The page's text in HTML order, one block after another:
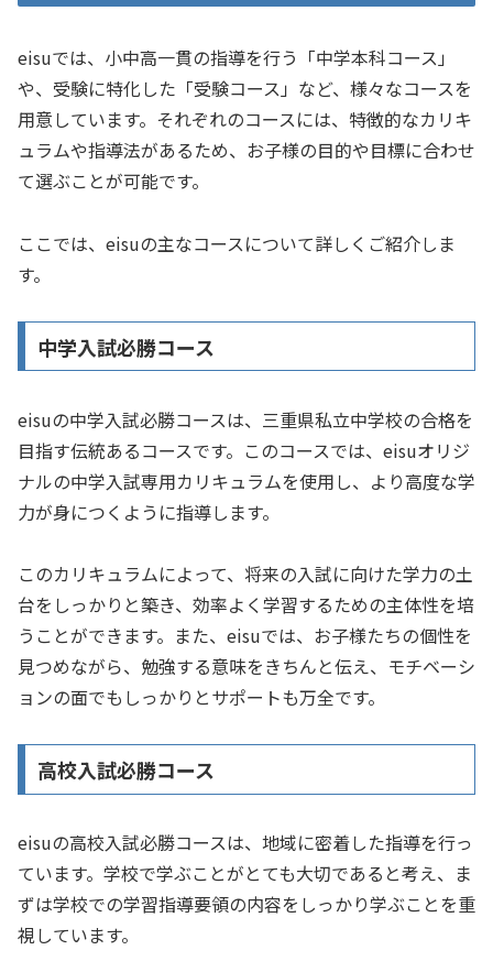
eisuでは、小中高一貫の指導を行う「中学本科コース」
や、受験に特化した「受験コース」など、様々なコースを
用意しています。それぞれのコースには、特徴的なカリキ
ュラムや指導法があるため、お子様の目的や目標に合わせ
て選ぶことが可能です。
ここでは、eisuの主なコースについて詳しくご紹介しま
す。
中学入試必勝コース
eisuの中学入試必勝コースは、三重県私立中学校の合格を
目指す伝統あるコースです。このコースでは、eisuオリジ
ナルの中学入試専用カリキュラムを使用し、より高度な学
力が身につくように指導します。
このカリキュラムによって、将来の入試に向けた学力の土
台をしっかりと築き、効率よく学習するための主体性を培
うことができます。また、eisuでは、お子様たちの個性を
見つめながら、勉強する意味をきちんと伝え、モチベーシ
ョンの面でもしっかりとサポートも万全です。
高校入試必勝コース
eisuの高校入試必勝コースは、地域に密着した指導を行っ
ています。学校で学ぶことがとても大切であると考え、ま
ずは学校での学習指導要領の内容をしっかり学ぶことを重
視しています。